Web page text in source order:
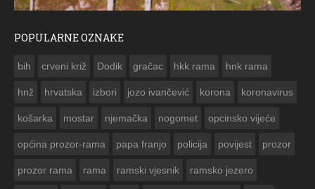
POPULARNE OZNAKE
bih crveni križ Dodik gračac hkk rama hnk rama
hnž hrvatska izbori jozo ivančević korona koronavirus
košarka mostar njemačka nogomet opcinsko vijeće
općina prozor-rama papa franjo policija povijest prozor
prozor rama rama ramski vjesnik ramsko jezero